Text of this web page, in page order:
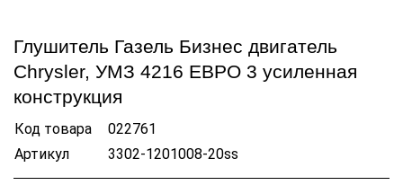
Глушитель Газель Бизнес двигатель
Chrysler, УМЗ 4216 ЕВРО 3 усиленная
конструкция
Код товара
022761
Артикул
3302-1201008-20ss